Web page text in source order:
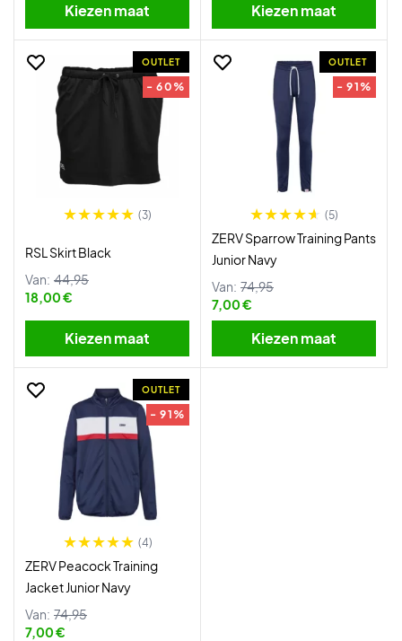
Kiezen maat Kiezen maat
OUTLET
- 60%
(3)
RSL Skirt Black
Van: 44,95
18,00 €
Kiezen maat
OUTLET
- 91%
(5)
ZERV Sparrow Training Pants
Junior Navy
Van: 74,95
7,00 €
Kiezen maat
OUTLET
- 91%
(4)
ZERV Peacock Training
Jacket Junior Navy
Van: 74,95
7,00 €